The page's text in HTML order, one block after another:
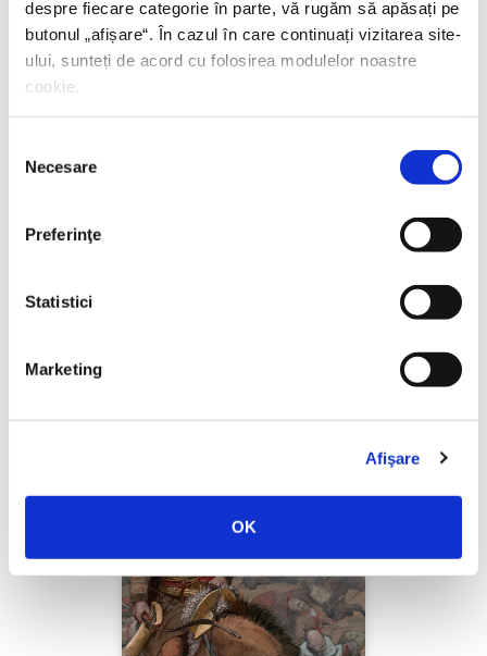
despre fiecare categorie în parte, vă rugăm să apăsați pe
butonul „ afișare“. În cazul în care continuați vizitarea site-
ului, sunteți de acord cu folosirea modulelor noastre
cookie.
consimțământului
Necesare
Preferinţe
Statistici
Marketing
Afişare
OK
Lumea noastră orwelliană